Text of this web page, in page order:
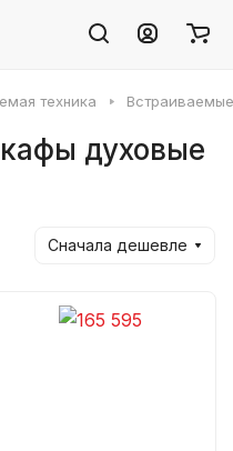
техника
духовые
Сначала дешевле